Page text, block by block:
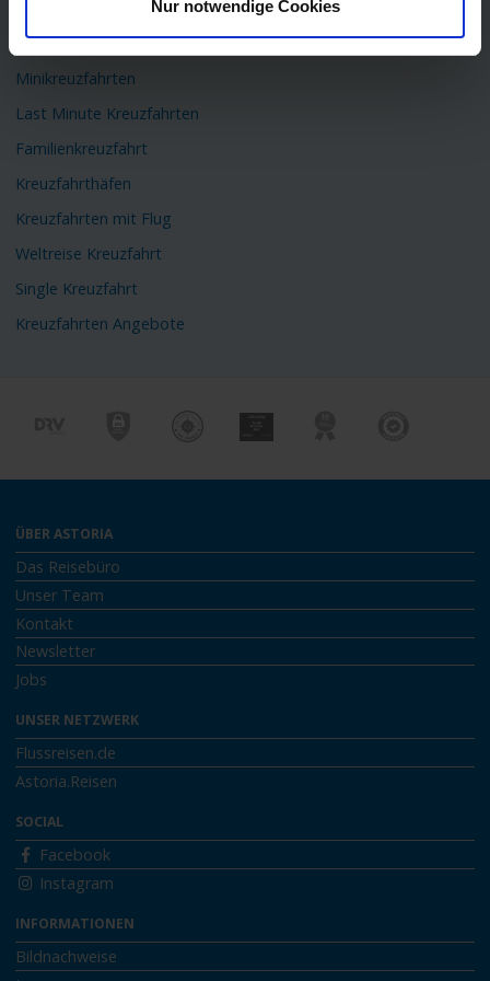
Nur notwendige Cookies
Kreuzfahrtschiffe
Minikreuzfahrten
Last Minute Kreuzfahrten
Familienkreuzfahrt
Kreuzfahrthäfen
Kreuzfahrten mit Flug
Weltreise Kreuzfahrt
Single Kreuzfahrt
Kreuzfahrten Angebote
ÜBER ASTORIA
Das Reisebüro
Unser Team
Kontakt
Newsletter
Jobs
UNSER NETZWERK
Flussreisen.de
Astoria.Reisen
SOCIAL
Facebook
Instagram
INFORMATIONEN
Bildnachweise